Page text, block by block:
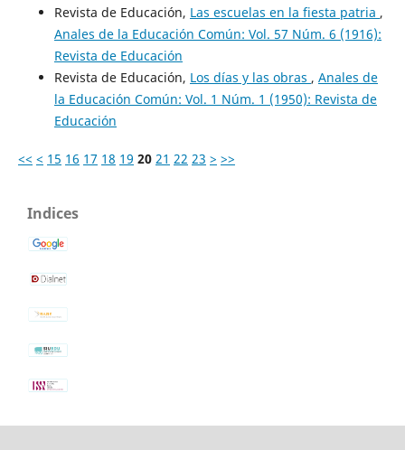
Revista de Educación, Las escuelas en la fiesta patria ,
Anales de la Educación Común: Vol. 57 Núm. 6 (1916):
Revista de Educación
Revista de Educación, Los días y las obras , Anales de
la Educación Común: Vol. 1 Núm. 1 (1950): Revista de
Educación
<< < 15 16 17 18 19 20 21 22 23 > >>
Indices